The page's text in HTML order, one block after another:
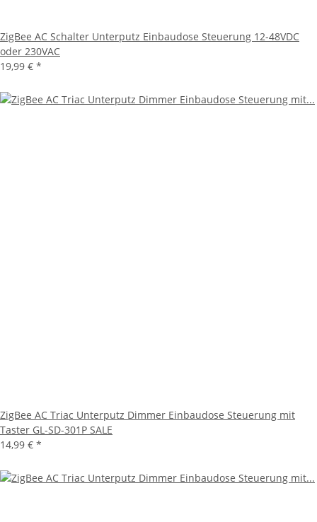
ZigBee AC Schalter Unterputz Einbaudose Steuerung 12-48VDC
oder 230VAC
19,99 € *
ZigBee AC Triac Unterputz Dimmer Einbaudose Steuerung mit
Taster GL-SD-301P SALE
14,99 € *